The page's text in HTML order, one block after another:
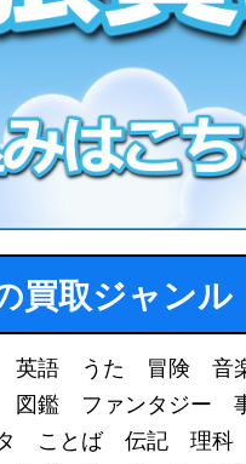
買取ジャンル
語 うた 冒険 音
鑑 ファンタジー
ことば 伝記 理科